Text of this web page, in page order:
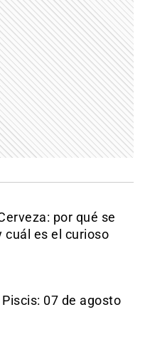
por qué se
cuál es el curioso
07 de agosto